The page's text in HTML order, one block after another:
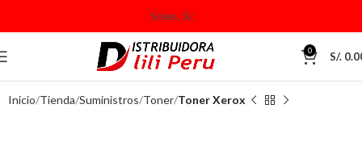
0 S/.
Inicio Tienda Suministros Toner Toner Xerox